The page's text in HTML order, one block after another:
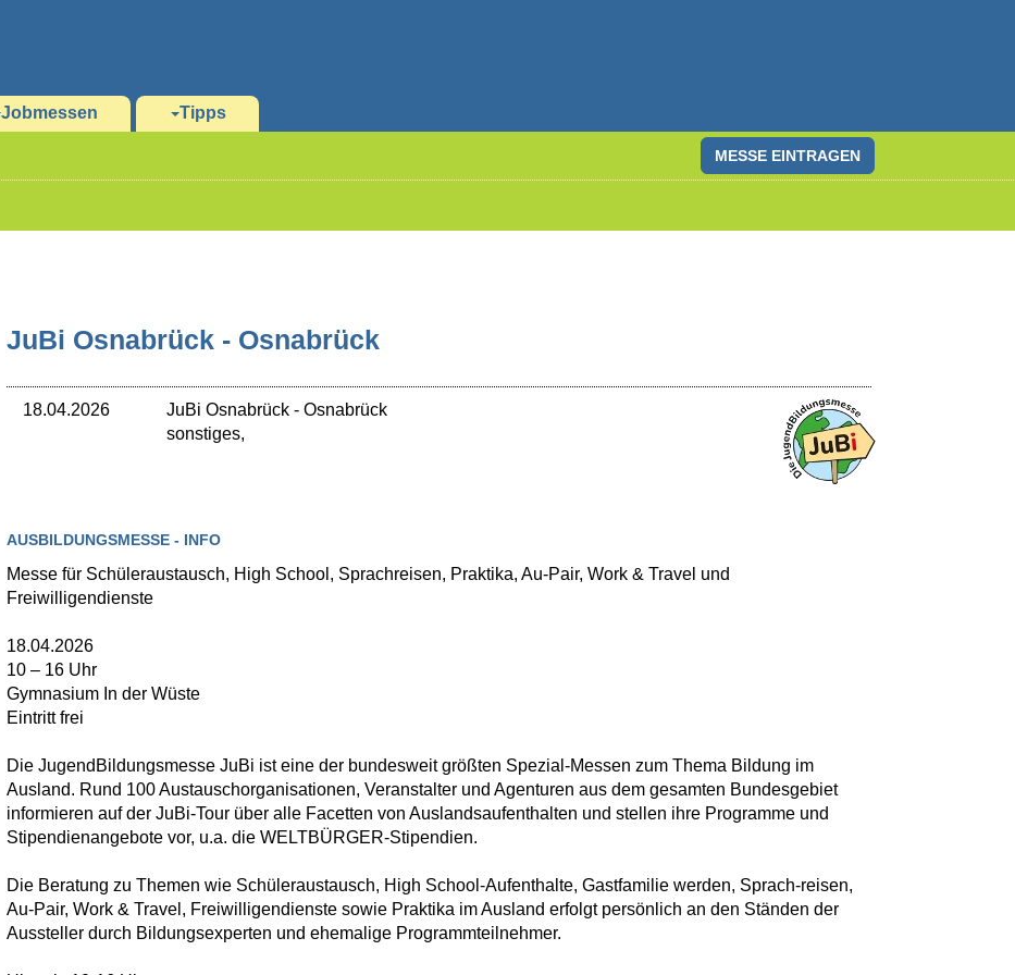
Jobmessen Tipps
MESSE EINTRAGEN
JuBi Osnabrück - Osnabrück
18.04.2026 JuBi Osnabrück -Osnabrück
sonstiges,
AUSBILDUNGSMESSE - INFO
Messe für Schüleraustausch, High School, Sprachreisen, Praktika, Au-Pair, Work & Travel und
Freiwilligendienste
18.04.2026
10 – 16 Uhr
Gymnasium In der Wüste
Eintritt frei
Die JugendBildungsmesse JuBi ist eine der bundesweit größten Spezial-Messen zum Thema Bildung im
Ausland. Rund 100 Austauschorganisationen, Veranstalter und Agenturen aus dem gesamten Bundesgebiet
informieren auf der JuBi-Tour über alle Facetten von Auslandsaufenthalten und stellen ihre Programme und
Stipendienangebote vor, u.a. die WELTBÜRGER-Stipendien.
Die Beratung zu Themen wie Schüleraustausch, High School-Aufenthalte, Gastfamilie werden, Sprach-reisen,
Au-Pair, Work & Travel, Freiwilligendienste sowie Praktika im Ausland erfolgt persönlich an den Ständen der
Aussteller durch Bildungsexperten und ehemalige Programmteilnehmer.